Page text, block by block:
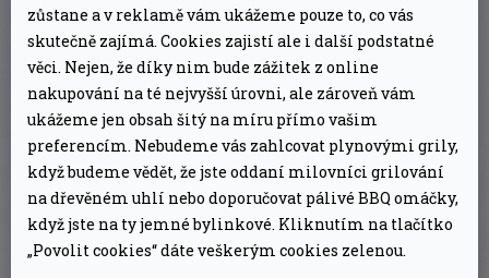
zůstane a v reklamě vám ukážeme pouze to, co vás
skutečně zajímá. Cookies zajistí ale i další podstatné
věci. Nejen, že díky nim bude zážitek z online
nakupování na té nejvyšší úrovni, ale zároveň vám
ukážeme jen obsah šitý na míru přímo vašim
preferencím. Nebudeme vás zahlcovat plynovými grily,
když budeme vědět, že jste oddaní milovníci grilování
na dřevěném uhlí nebo doporučovat pálivé BBQ omáčky,
když jste na ty jemné bylinkové. Kliknutím na tlačítko
„Povolit cookies“ dáte veškerým cookies zelenou.
Prkénko má přírodní nepravidelný tvar a na
okrajích může mít zbytky kůry, poslouží skvěle
jako solitér při servírování i dekorace v
kuchyni. Snadná údržba. Vyřezáno z jednoho
kusu dřeva.
Ekologická výroba šetrná k přírodě. Dřevo se
získává z kořenů olivovníku. Velmi odolný